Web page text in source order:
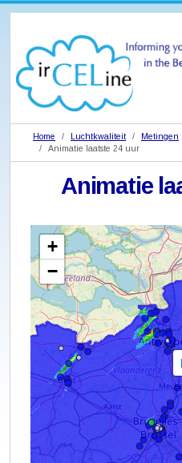
Home Luchtkwaliteit Metingen
Animatie laatste 24 uur
Animatie